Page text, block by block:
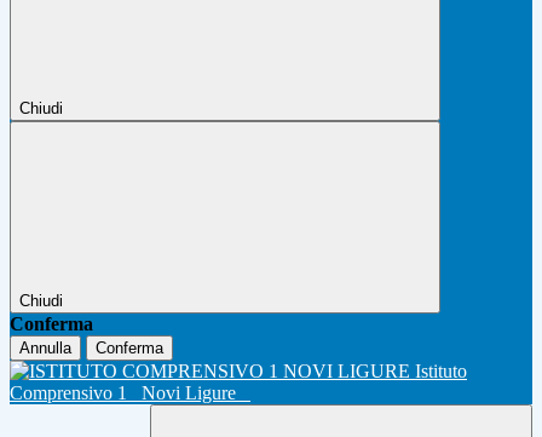
Chiudi
Chiudi
Conferma
Annulla Conferma
Istituto
Comprensivo 1
Novi Ligure